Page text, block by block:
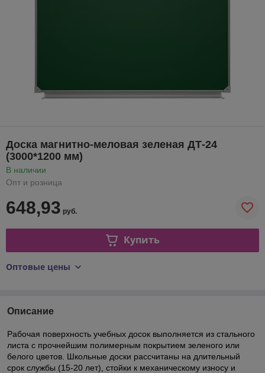
Доска магнитно-меловая зеленая ДТ-24
(3000*1200 мм)
В наличии
Опт и розница
648,93 руб.
Купить
Оптовые цены
Описание
Рабочая поверхность учебных досок выполняется из стального
листа с прочнейшим полимерным покрытием зеленого или
белого цветов. Школьные доски рассчитаны на длительный
срок службы (15-20 лет), стойки к механическому износу и